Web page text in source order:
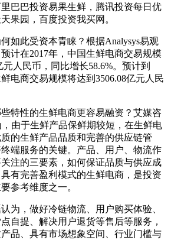
巴巴投资易果生鲜，腾讯投资每日优
果园，百度投资我买网。
此受资本青睐？根据Analysys易观
计在2017年，中国生鲜电商交易规模
元人民币，同比增长58.6%。预计到
电商交易规模将达到3506.08亿元人民
性的生鲜电商更容易融资？艾媒咨
由于生鲜产品保鲜期较短，在生鲜电
的生鲜产品品质和完善的供应链管
端服务的关键。产品、用户、物流作
注的三要素，如何保证品质与供应成
有完善盈利模式的生鲜电商，是投资
参考维度之一。
，做好冷链物流、用户购买体验、
自提、解决用户退货等售后等服务，
品、具有市场想象空间、行业门槛与